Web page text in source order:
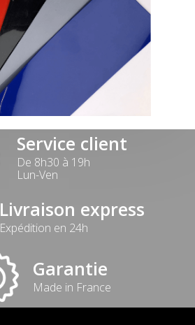
Service client
De 8h30 à 19h
Lun-Ven
Livraison express
Expédition en 24h
Garantie
Made in France